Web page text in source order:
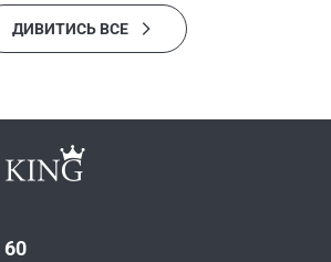
ДИВИТИСЬ ВСЕ
60